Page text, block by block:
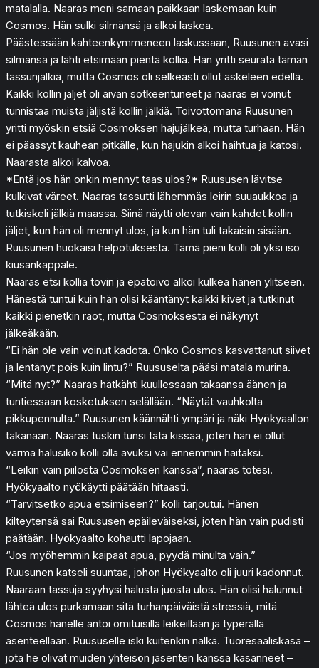
matalalla. Naaras meni samaan paikkaan laskemaan kuin
Cosmos. Hän sulki silmänsä ja alkoi laskea.
Päästessään kahteenkymmeneen laskussaan, Ruusunen avasi
silmänsä ja lähti etsimään pientä kollia. Hän yritti seurata tämän
tassunjälkiä, mutta Cosmos oli selkeästi ollut askeleen edellä.
Kaikki kollin jäljet oli aivan sotkeentuneet ja naaras ei voinut
tunnistaa muista jäljistä kollin jälkiä. Toivottomana Ruusunen
yritti myöskin etsiä Cosmoksen hajujälkeä, mutta turhaan. Hän
ei päässyt kauhean pitkälle, kun hajukin alkoi haihtua ja katosi.
Naarasta alkoi kalvoa.
*Entä jos hän onkin mennyt taas ulos?* Ruususen lävitse
kulkivat väreet. Naaras tassutti lähemmäs leirin suuaukkoa ja
tutkiskeli jälkiä maassa. Siinä näytti olevan vain kahdet kollin
jäljet, kun hän oli mennyt ulos, ja kun hän tuli takaisin sisään.
Ruusunen huokaisi helpotuksesta. Tämä pieni kolli oli yksi iso
kiusankappale.
Naaras etsi kollia tovin ja epätoivo alkoi kulkea hänen ylitseen.
Hänestä tuntui kuin hän olisi kääntänyt kaikki kivet ja tutkinut
kaikki pienetkin raot, mutta Cosmoksesta ei näkynyt
jälkeäkään.
“Ei hän ole vain voinut kadota. Onko Cosmos kasvattanut siivet
ja lentänyt pois kuin lintu?” Ruususelta pääsi matala murina.
“Mitä nyt?” Naaras hätkähti kuullessaan takaansa äänen ja
tuntiessaan kosketuksen selällään. “Näytät vauhkolta
pikkupennulta.” Ruusunen käännähti ympäri ja näki Hyökyaallon
takanaan. Naaras tuskin tunsi tätä kissaa, joten hän ei ollut
varma halusiko kolli olla avuksi vai ennemmin haitaksi.
“Leikin vain piilosta Cosmoksen kanssa”, naaras totesi.
Hyökyaalto nyökäytti päätään hitaasti.
“Tarvitsetko apua etsimiseen?” kolli tarjoutui. Hänen
kilteytensä sai Ruususen epäileväiseksi, joten hän vain pudisti
päätään. Hyökyaalto kohautti lapojaan.
“Jos myöhemmin kaipaat apua, pyydä minulta vain.”
Ruusunen katseli suuntaa, johon Hyökyaalto oli juuri kadonnut.
Naaraan tassuja syyhysi halusta juosta ulos. Hän olisi halunnut
lähteä ulos purkamaan sitä turhanpäiväistä stressiä, mitä
Cosmos hänelle antoi omituisilla leikeillään ja typerällä
asenteellaan. Ruususelle iski kuitenkin nälkä. Tuoresaaliskasa –
jota he olivat muiden yhteisön jäsenten kanssa kasanneet –